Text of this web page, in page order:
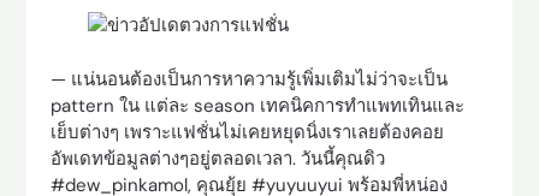
— แน่นอนต้องเป็นการหาความรู้เพิ่มเติมไม่ว่าจะเป็น
pattern ใน แต่ละ season เทคนิคการทำแพทเทินและ
เย็บต่างๆ เพราะแฟชั่นไม่เคยหยุดนิ่งเราเลยต้องคอย
อัพเดทข้อมูลต่างๆอยู่ตลอดเวลา. วันนี้คุณดิว
#dew_pinkamol, คุณยุ้ย #yuyuuyui พร้อมพี่หน่อง